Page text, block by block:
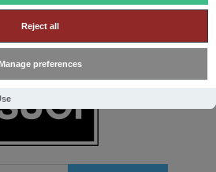
Reject all
preferences